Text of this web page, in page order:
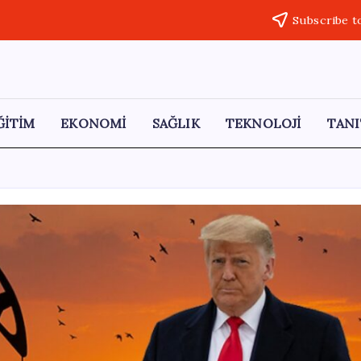
Subscribe
EKONOMİ SAĞLIK TEKNOLOJİ